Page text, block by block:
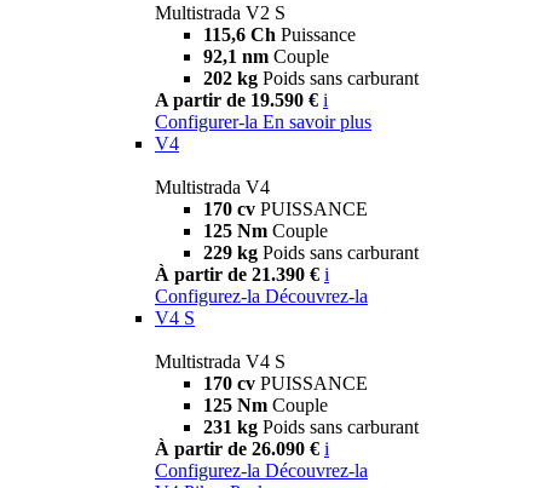
Multistrada V2 S
115,6 Ch Puissance
92,1 nm Couple
202 kg Poids sans carburant
A partir de 19.590 € i
Configurer-la En savoir plus
V4
Multistrada V4
170 cv PUISSANCE
125 Nm Couple
229 kg Poids sans carburant
À partir de 21.390 € i
Configurez-la Découvrez-la
V4 S
Multistrada V4 S
170 cv PUISSANCE
125 Nm Couple
231 kg Poids sans carburant
À partir de 26.090 € i
Configurez-la Découvrez-la